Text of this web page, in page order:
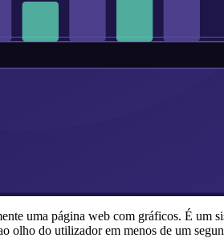
uma página web com gráficos. É um
olho do utilizador em menos de um